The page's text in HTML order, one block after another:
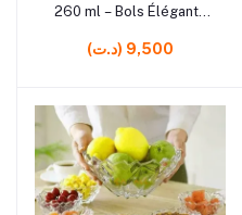
260 ml – Bols Élégants
de Table
(د.ت) 9,500